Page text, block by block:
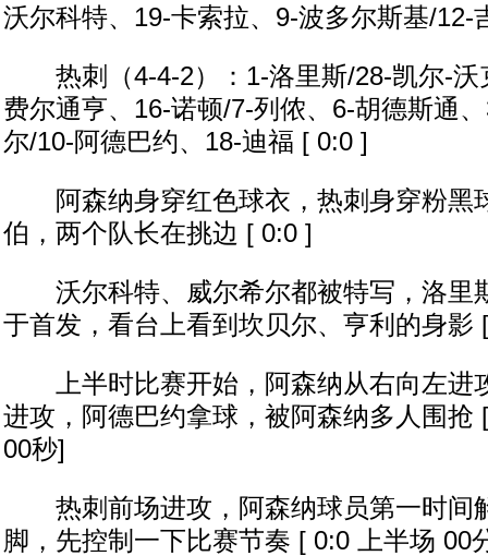
沃尔科特、19-卡索拉、9-波多尔斯基/12-
热刺（4-4-2）：1-洛里斯/28-凯尔-沃
费尔通亨、16-诺顿/7-列侬、6-胡德斯通
尔/10-阿德巴约、18-迪福 [ 0:0 ]
阿森纳身穿红色球衣，热刺身穿粉黑
伯，两个队长在挑边 [ 0:0 ]
沃尔科特、威尔希尔都被特写，洛里
于首发，看台上看到坎贝尔、亨利的身影
上半时比赛开始，阿森纳从右向左进
进攻，阿德巴约拿球，被阿森纳多人围抢
00秒]
热刺前场进攻，阿森纳球员第一时间
脚，先控制一下比赛节奏 [ 0:0 上半场 00